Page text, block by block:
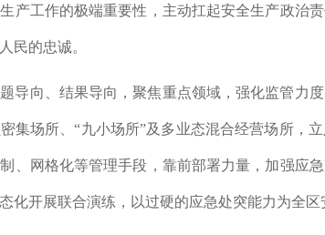
产工作的极端重要性，主动扛起安全生产政治
民的忠诚。
导向、结果导向，聚焦重点领域，强化监管力
集场所、“九小场所”及多业态混合经营场所
、网格化等管理手段，靠前部署力量，加强应
化开展联合演练，以过硬的应急处突能力为全区